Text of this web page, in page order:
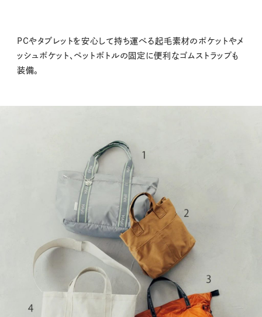
PCやタブレットを安心して持ち運べる起毛素材のポケットやメ
ッシュポケット、ペットボトルの固定に便利なゴムストラップも
装備。